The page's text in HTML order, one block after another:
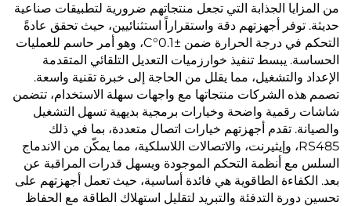
من المزايا الجذابة التي تجعل منتجاتهم ضرورية لتطبيقات صناعية
حديثة. توفر أجهزتهم دقة واستقراراً استثنائيين، حيث تحقق عادةً
التحكم في درجة الحرارة ضمن ±0.1°C، وهو أمر حاسم للعمليات
الحساسة. يبسط تنفيذ خوارزميات التعديل التلقائي المتقدمة
الإعداد والتشغيل، مما يقلل من الحاجة إلى خبرة تقنية واسعة.
تصمم هذه الشركات منتجاتها مع واجهات سهلة الاستخدام، تتضمن
شاشات رقمية واضحة وخيارات برمجية بديهية تسهل التشغيل
والصيانة. تقدم أجهزتهم خيارات اتصال متعددة، بما في ذلك
RS485، وإيثيرنت، والاتصالات اللاسلكية، مما يمكّن من الاندماج
السلس مع أنظمة التحكم الموجودة ويسهل قدرات المراقبة عن
بعد. الكفاءة الطاقوية هي فائدة أساسية، حيث تعمل أجهزتهم على
تحسين دورة التدفئة والتبريد لتقليل استهلاك الطاقة مع الحفاظ